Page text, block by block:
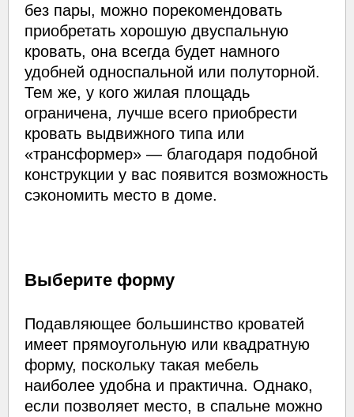
без пары, можно порекомендовать
приобретать хорошую двуспальную
кровать, она всегда будет намного
удобней односпальной или полуторной.
Тем же, у кого жилая площадь
ограничена, лучше всего приобрести
кровать выдвижного типа или
«трансформер» — благодаря подобной
конструкции у вас появится возможность
сэкономить место в доме.
Выберите форму
Подавляющее большинство кроватей
имеет прямоугольную или квадратную
форму, поскольку такая мебель
наиболее удобна и практична. Однако,
если позволяет место, в спальне можно